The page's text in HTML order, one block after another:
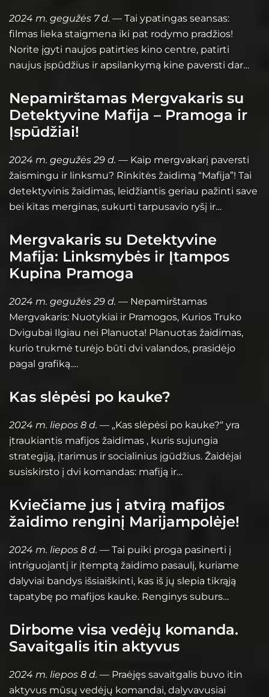
2024 m. gegužės 7 d. — Tai ypatingas seansas:
filmas lieka staigmena iki pat rodymo pradžios!
Norite įgyti naujos patirties kino centre, patirti
naujus įspūdžius ir apsilankymą kine paversti dar…
Nepamirštamas Mergvakaris su
Detektyvine Mafija – Pramoga ir
Įspūdžiai!
2024 m. gegužės 29 d. — Kaip mergvakarį paversti
žaismingu ir linksmu? Rinkitės žaidimą “Mafija”! Tai
detektyvinis žaidimas, leidžiantis geriau pažinti save
bei kitas merginas, sukurti tarpusavio ryšį ir…
Mergvakaris su Detektyvine
Mafija: Linksmybės ir Įtampos
Kupina Pramoga
2024 m. gegužės 29 d. — Nepamirštamas
Mergvakaris: Nuotykiai ir Pramogos, Kurios Truko
Dvigubai Ilgiau nei Planuota! Planuotas žaidimas,
kurio trukmė turėjo būti dvi valandos, prasidėjo
pagal grafiką.…
Kas slėpėsi po kauke?
2024 m. liepos 8 d. — „Kas slėpėsi po kauke?“ yra
įtraukiantis mafijos žaidimas , kuris sujungia
strategiją, įtarimus ir socialinius įgūdžius. Žaidėjai
susiskirsto į dvi komandas: mafiją ir…
Kviečiame jus į atvirą mafijos
žaidimo renginį Marijampolėje!
2024 m. liepos 8 d. — Tai puiki proga pasinerti į
intriguojantį ir įtemptą žaidimo pasaulį, kuriame
dalyviai bandys išsiaiškinti, kas iš jų slepia tikrąją
tapatybę po mafijos kauke. Renginys suburs…
Dirbome visa vedėjų komanda.
Savaitgalis itin aktyvus
2024 m. liepos 8 d. — Praėjęs savaitgalis buvo itin
aktyvus mūsų vedėjų komandai, dalyvavusiai